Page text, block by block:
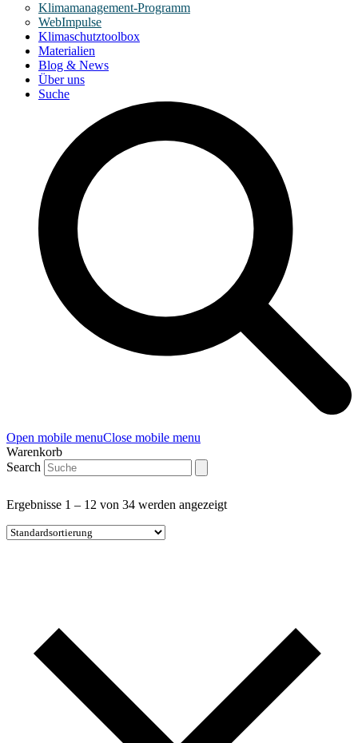
Klimamanagement-Programm
WebImpulse
Klimaschutztoolbox
Materialien
Blog & News
Über uns
Suche
Open mobile menuClose mobile menu
Warenkorb
Search
Ergebnisse 1 – 12 von 34 werden angezeigt